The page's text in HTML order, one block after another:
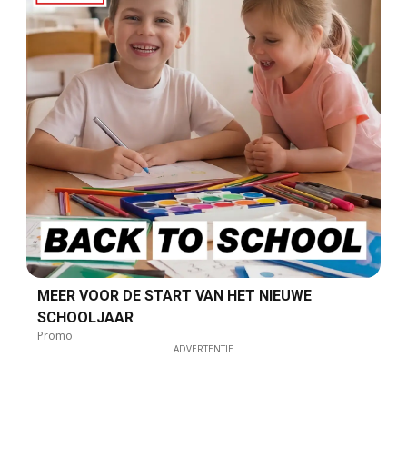
MEER VOOR DE START VAN HET NIEUWE
SCHOOLJAAR
Promo
ADVERTENTIE